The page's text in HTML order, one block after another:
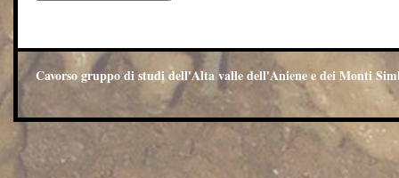
Cavorso gruppo di studi dell'Alta valle dell'Aniene e dei Monti